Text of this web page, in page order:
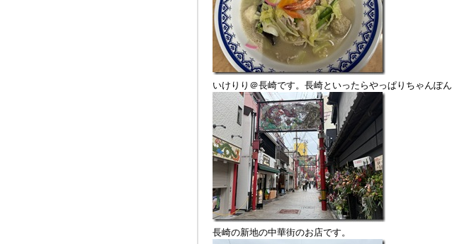
いけりり＠長崎です。長崎といったらやっぱりちゃんぽん
長崎の新地の中華街のお店です。